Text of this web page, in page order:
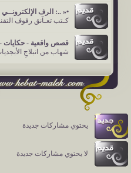
•« ..: الرف
كـتب تعـآنق رفوف
قصص واقعية - حكايات
شهاب من انبلاجِ
يحتوي مشاركات جديدة
لا يحتوي مشاركات جديدة